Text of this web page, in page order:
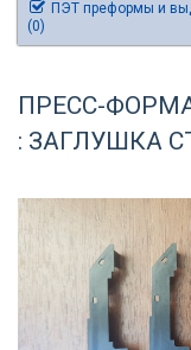
ПЭТ преформы и
(0)
ПРЕСС-
: ЗАГЛУШКА